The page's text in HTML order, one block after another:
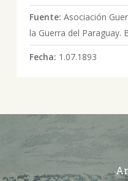
Fuente: Asociación
la Guerra del Paraguay.
Fecha: 1.07.1893